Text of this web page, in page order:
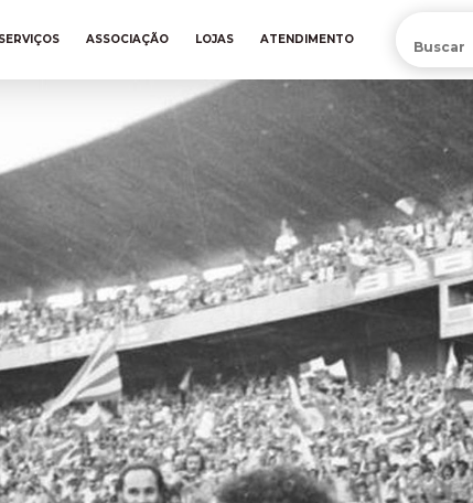
SERVIÇOS ASSOCIAÇÃO LOJAS ATENDIMENTO